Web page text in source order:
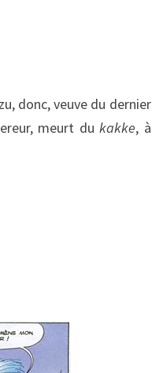
donc, veuve du dernier
meurt dukakke, à